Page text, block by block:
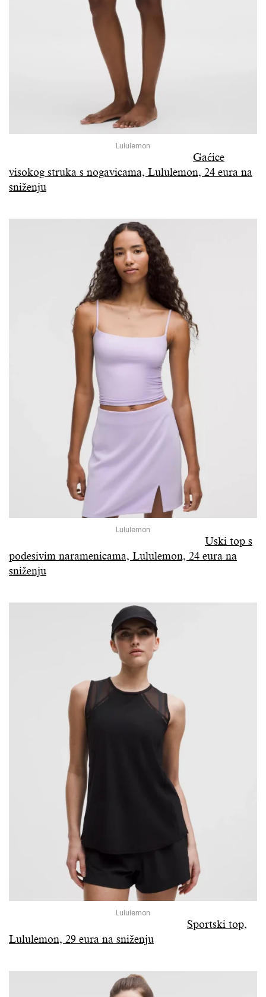
Lululemon
Gaćice
visokog struka s nogavicama, Lululemon, 24 eura na
sniženju
Lululemon
Uski top s
podesivim naramenicama, Lululemon, 24 eura na
sniženju
Lululemon
Sportski top,
Lululemon, 29 eura na sniženju